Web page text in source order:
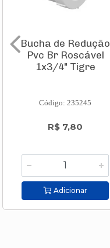
Bucha de Redução
Pvc Br Roscável
1x3/4" Tigre
Código: 235245
R$ 7,80
Adicionar